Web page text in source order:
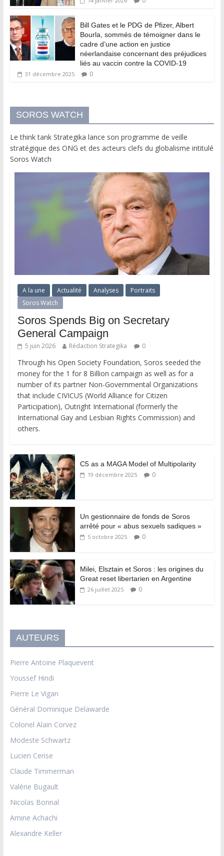
Bill Gates et le PDG de Pfizer, Albert
Bourla, sommés de témoigner dans le
cadre d’une action en justice
néerlandaise concernant des préjudices
liés au vaccin contre la COVID-19
31 décembre 2025 0
SOROS WATCH
Le think tank Strategika lance son programme de veille
stratégique des ONG et des acteurs clefs du globalisme intitulé
Soros Watch
A la une Actualité Analyses
Portraits
Soros Watch
Soros Spends Big on Secretary
General Campaign
5 juin 2026 Rédaction Strategika 0
Through his Open Society Foundation, Soros seeded the
money for the 1 for 8 Billion campaign as well as for a
number of its partner Non-Governmental Organizations
that include CIVICUS (World Alliance for Citizen
Participation), Outright International (formerly the
International Gay and Lesbian Rights Commission) and
others.
C5 as a MAGA Model of Multipolarity
19 décembre 2025 0
Un gestionnaire de fonds de Soros
arrêté pour « abus sexuels sadiques »
5 octobre 2025 0
Milei, Elsztain et Soros : les origines du
Great reset libertarien en Argentine
26 juillet 2025 0
AUTEURS
Pierre Antoine Plaquevent
Youssef Hindi
Pierre Le Vigan
Général Dominique Delawarde
Colonel Alain Corvez
Modeste Schwartz
Lucien Cerise
Claude Timmerman
Valérie Bugault
Nicolas Bonnal
Amine Achachi
Alexandre Keller